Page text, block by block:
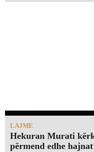
LAJME
Hekuran Murati
përmend edhe